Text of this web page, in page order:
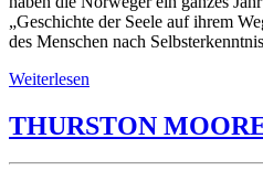
„Geschichte der Seele auf ihrem
des Menschen nach
Weiterlesen
THURSTON